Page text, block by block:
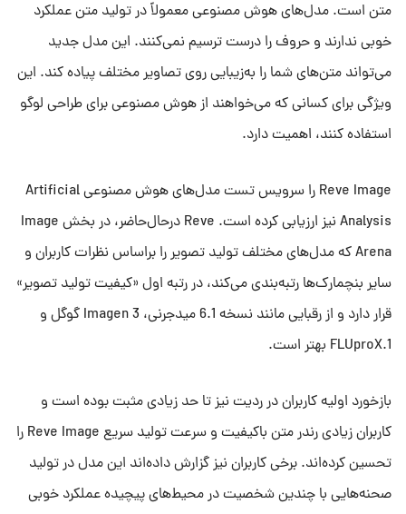
متن است. مدل‌های هوش مصنوعی معمولاً در تولید متن عملکرد
خوبی ندارند و حروف را درست ترسیم نمی‌کنند. این مدل جدید
می‌تواند متن‌های شما را به‌زیبایی روی تصاویر مختلف پیاده کند. این
ویژگی برای کسانی که می‌خواهند از هوش مصنوعی برای طراحی لوگو
استفاده کنند، اهمیت دارد.
Reve Image را سرویس تست مدل‌های هوش مصنوعی Artificial
Analysis نیز ارزیابی کرده است. Reve درحال‌حاضر، در بخش Image
Arena که مدل‌های مختلف تولید تصویر را براساس نظرات کاربران و
سایر بنچمارک‌ها رتبه‌بندی می‌کند، در رتبه اول «کیفیت تولید تصویر»
قرار دارد و از رقبایی مانند نسخه 6.1 میدجرنی، Imagen 3 گوگل و
FLUproX.1 بهتر است.
بازخورد اولیه کاربران در ردیت نیز تا حد زیادی مثبت بوده است و
کاربران زیادی رندر متن باکیفیت و سرعت تولید سریع Reve Image را
تحسین کرده‌اند. برخی کاربران نیز گزارش داده‌اند این مدل در تولید
صحنه‌هایی با چندین شخصیت در محیط‌های پیچیده عملکرد خوبی